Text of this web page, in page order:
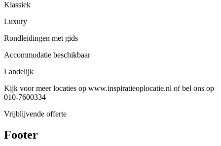
Klassiek
Luxury
Rondleidingen met gids
Accommodatie beschikbaar
Landelijk
Kijk voor meer locaties op www.inspiratieoplocatie.nl of bel ons op
010-7600334
Vrijblijvende offerte
Footer